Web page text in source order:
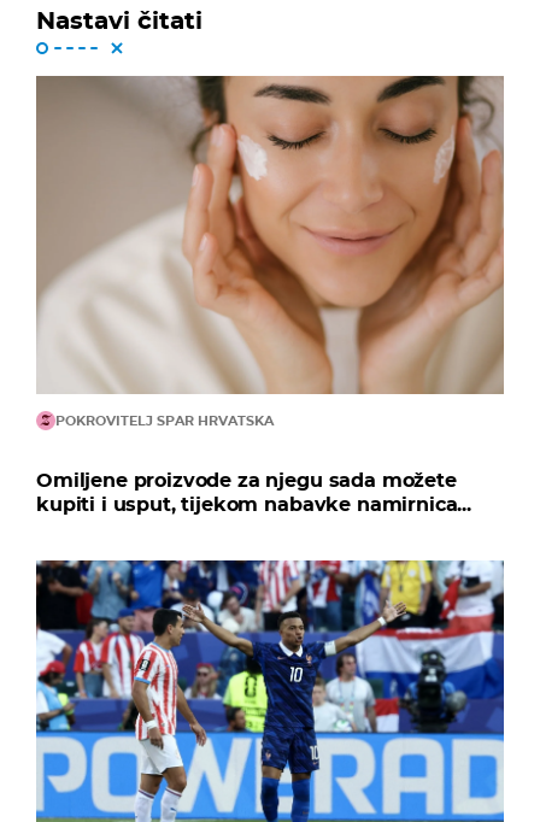
Nastavi čitati
POKROVITELJ SPAR HRVATSKA
Omiljene proizvode za njegu sada možete
kupiti i usput, tijekom nabavke namirnica...